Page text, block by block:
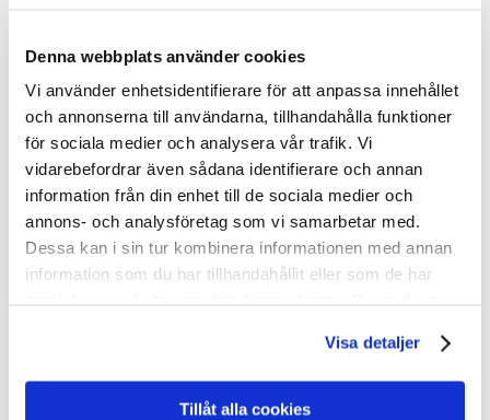
Denna webbplats använder cookies
Vi använder enhetsidentifierare för att anpassa innehållet
och annonserna till användarna, tillhandahålla funktioner
för sociala medier och analysera vår trafik. Vi
vidarebefordrar även sådana identifierare och annan
information från din enhet till de sociala medier och
annons- och analysföretag som vi samarbetar med.
Dessa kan i sin tur kombinera informationen med annan
information som du har tillhandahållit eller som de har
Visa detaljer
Tillåt alla cookies